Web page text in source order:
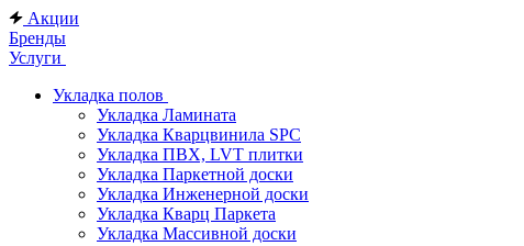
Акции
Бренды
Услуги
Укладка полов
Укладка Ламината
Укладка Кварцвинила SPC
Укладка ПВХ, LVT плитки
Укладка Паркетной доски
Укладка Инженерной доски
Укладка Кварц Паркета
Укладка Массивной доски